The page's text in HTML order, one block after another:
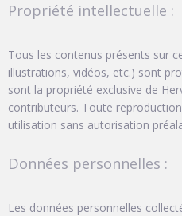
Propriété intellectuelle :
Tous les contenus présents sur
illustrations, vidéos, etc.) sont
sont la propriété exclusive de
contributeurs. Toute
utilisation sans autorisation
Données personnelles :
Les données personnelles